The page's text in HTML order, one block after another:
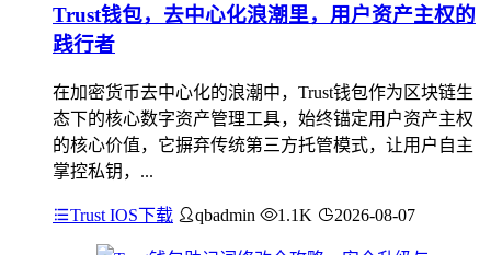
Trust钱包，去中心化浪潮里，用户资产主权的
践行者
在加密货币去中心化的浪潮中，Trust钱包作为区块链生
态下的核心数字资产管理工具，始终锚定用户资产主权
的核心价值，它摒弃传统第三方托管模式，让用户自主
掌控私钥，...
Trust IOS下载 qbadmin 1.1K 2026-08-07